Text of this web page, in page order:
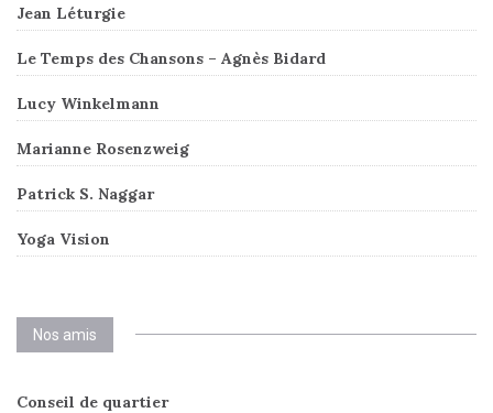
Jean Léturgie
Le Temps des Chansons – Agnès Bidard
Lucy Winkelmann
Marianne Rosenzweig
Patrick S. Naggar
Yoga Vision
Nos amis
Conseil de quartier